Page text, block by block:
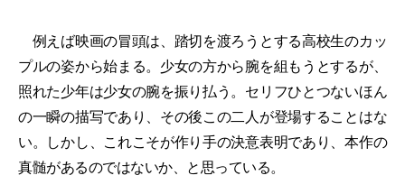
例えば映画の冒頭は、踏切を渡ろうとする高校生のカッ
プルの姿から始まる。少女の方から腕を組もうとするが、
照れた少年は少女の腕を振り払う。セリフひとつないほん
の一瞬の描写であり、その後この二人が登場することはな
い。しかし、これこそが作り手の決意表明であり、本作の
真髄があるのではないか、と思っている。